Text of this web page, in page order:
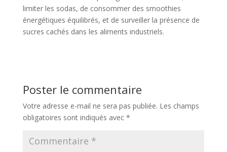
limiter les sodas, de consommer des smoothies
énergétiques équilibrés, et de surveiller la présence de
sucres cachés dans les aliments industriels.
Poster le commentaire
Votre adresse e-mail ne sera pas publiée. Les champs
obligatoires sont indiqués avec *